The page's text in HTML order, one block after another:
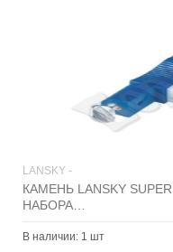
LANSKY -
КАМЕНЬ LANSKY
НАБОРА…
В наличии: 1 шт